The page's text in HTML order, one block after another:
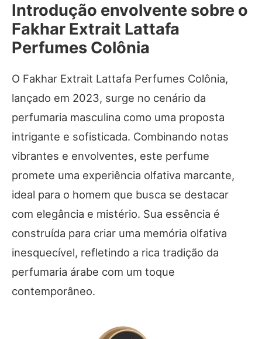
Introdução envolvente sobre o
Fakhar Extrait Lattafa
Perfumes Colônia
O Fakhar Extrait Lattafa Perfumes Colônia,
lançado em 2023, surge no cenário da
perfumaria masculina como uma proposta
intrigante e sofisticada. Combinando notas
vibrantes e envolventes, este perfume
promete uma experiência olfativa marcante,
ideal para o homem que busca se destacar
com elegância e mistério. Sua essência é
construída para criar uma memória olfativa
inesquecível, refletindo a rica tradição da
perfumaria árabe com um toque
contemporâneo.